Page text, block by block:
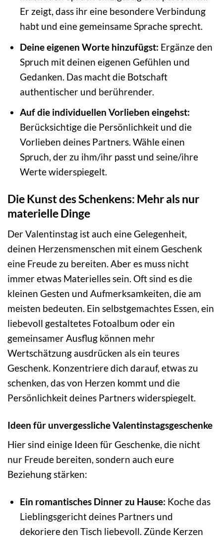
Er zeigt, dass ihr eine besondere Verbindung
habt und eine gemeinsame Sprache sprecht.
Deine eigenen Worte hinzufügst: Ergänze den
Spruch mit deinen eigenen Gefühlen und
Gedanken. Das macht die Botschaft
authentischer und berührender.
Auf die individuellen Vorlieben eingehst:
Berücksichtige die Persönlichkeit und die
Vorlieben deines Partners. Wähle einen
Spruch, der zu ihm/ihr passt und seine/ihre
Werte widerspiegelt.
Die Kunst des Schenkens: Mehr als nur
materielle Dinge
Der Valentinstag ist auch eine Gelegenheit,
deinen Herzensmenschen mit einem Geschenk
eine Freude zu bereiten. Aber es muss nicht
immer etwas Materielles sein. Oft sind es die
kleinen Gesten und Aufmerksamkeiten, die am
meisten bedeuten. Ein selbstgemachtes Essen, ein
liebevoll gestaltetes Fotoalbum oder ein
gemeinsamer Ausflug können mehr
Wertschätzung ausdrücken als ein teures
Geschenk. Konzentriere dich darauf, etwas zu
schenken, das von Herzen kommt und die
Persönlichkeit deines Partners widerspiegelt.
Ideen für unvergessliche Valentinstagsgeschenke
Hier sind einige Ideen für Geschenke, die nicht
nur Freude bereiten, sondern auch eure
Beziehung stärken:
Ein romantisches Dinner zu Hause: Koche das
Lieblingsgericht deines Partners und
dekoriere den Tisch liebevoll. Zünde Kerzen